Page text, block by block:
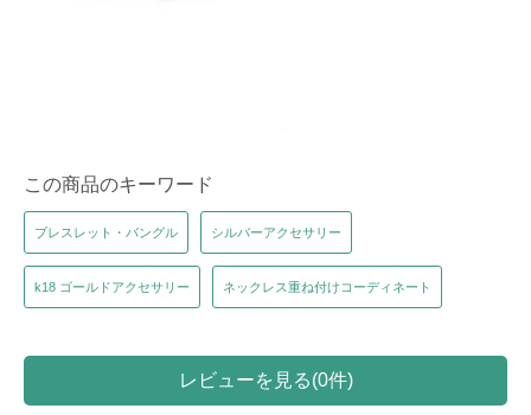
この商品のキーワード
ブレスレット・バングル シルバーアクセサリー
k18 ゴールドアクセサリー ネックレス重ね付けコーディネート
レビューを見る(0件)